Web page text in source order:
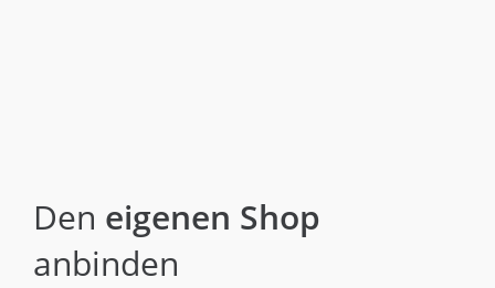
Den eigenen Shop
anbinden